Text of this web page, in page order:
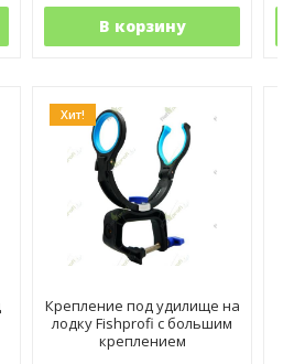
В корзину
Хит!
Крепление под удилище на
лодку Fishprofi с большим
креплением